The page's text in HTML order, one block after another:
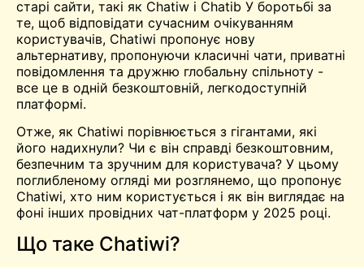
старі сайти, такі як Chatiw і Chatib У боротьбі за
те, щоб відповідати сучасним очікуванням
користувачів, Chatiwi пропонує нову
альтернативу, пропонуючи класичні чати, приватні
повідомлення та дружню глобальну спільноту -
все це в одній безкоштовній, легкодоступній
платформі.
Отже, як Chatiwi порівнюється з гігантами, які
його надихнули? Чи є він справді безкоштовним,
безпечним та зручним для користувача? У цьому
поглибленому огляді ми розглянемо, що пропонує
Chatiwi, хто ним користується і як він виглядає на
фоні інших провідних чат-платформ у 2025 році.
Що таке Chatiwi?